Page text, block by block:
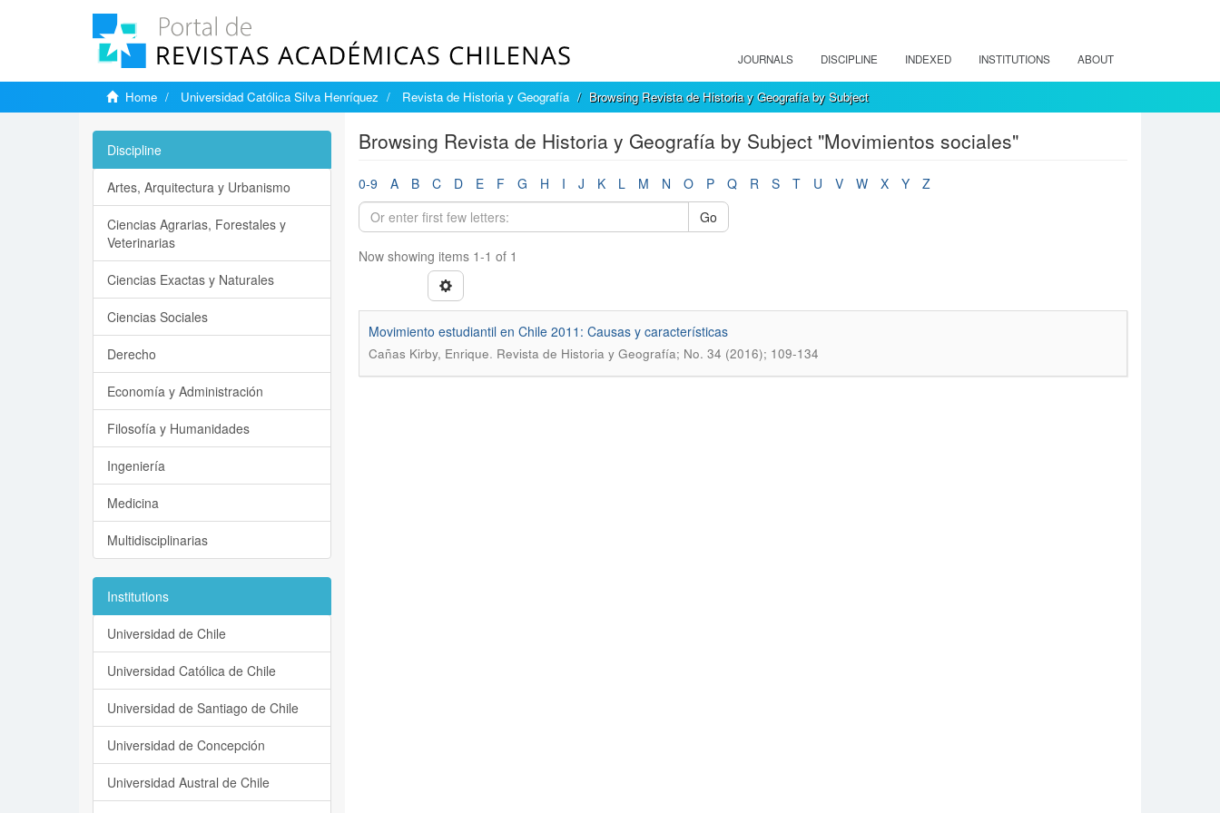
JOURNALS DISCIPLINE INDEXED INSTITUTIONS ABOUT
Home Universidad Católica Silva Henríquez Revista de Historia y Geografía Browsing Revista de Historia y Geografía by Subject
Browsing Revista de Historia y Geografía by Subject "Movimientos sociales"
0-9 A B C D E F G H I J K L M N O P Q R S T U V W X Y
Z
Go
Now showing items 1-1 of 1
Movimiento estudiantil en Chile 2011: Causas y caracterí­sticas
Cañas Kirby, Enrique. Revista de Historia y Geografí­a; No. 34 (2016); 109-134
Discipline
Artes, Arquitectura y Urbanismo
Ciencias Agrarias, Forestales y
Veterinarias
Ciencias Exactas y Naturales
Ciencias Sociales
Derecho
Economía y Administración
Filosofía y Humanidades
Ingeniería
Medicina
Multidisciplinarias
Institutions
Universidad de Chile
Universidad Católica de Chile
Universidad de Santiago de Chile
Universidad de Concepción
Universidad Austral de Chile